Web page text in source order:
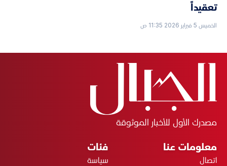
تعقيداً
الخميس 5 فبراير 2026 11:35 ص
مصدرك الأول للأخبار الموثوقة
معلومات عنا
اتصال
فئات
سياسة